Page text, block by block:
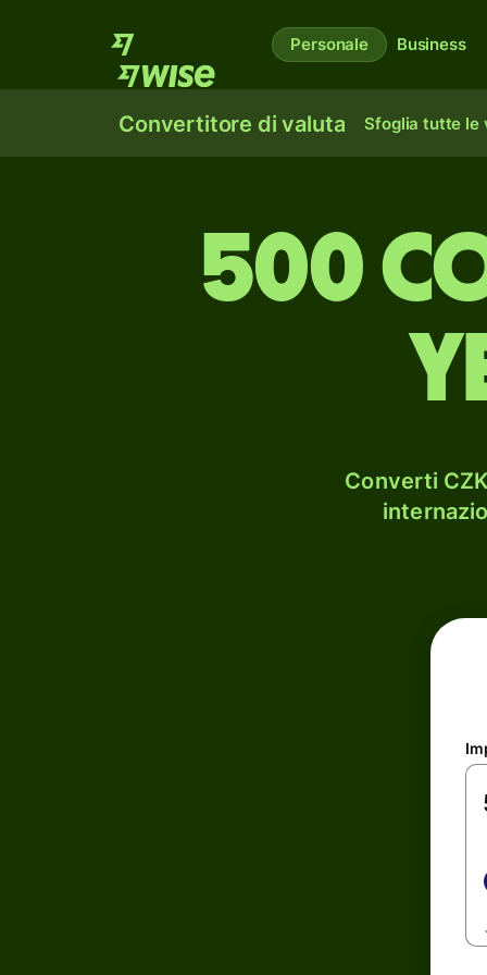
Personale Business
Convertitore di valuta Sfoglia tutte le
500
Converti